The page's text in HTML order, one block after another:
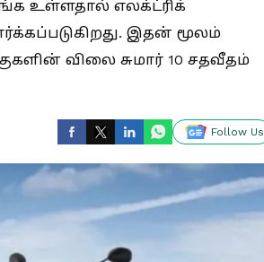
உள்ளதால் எலக்ட்ரிக்
இதன் மூலம்
விலை சுமார் 10 சதவீதம்
Follow Us